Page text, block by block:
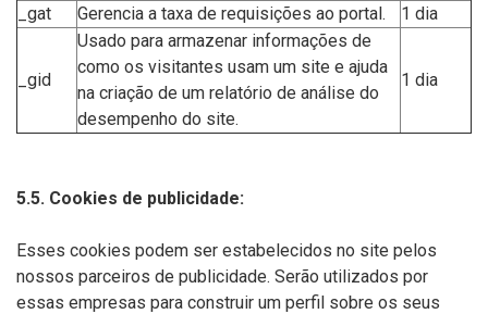
_gat Gerencia a taxa de requisições ao portal. 1 dia
_gid
Usado para armazenar informações de
como os visitantes usam um site e ajuda
na criação de um relatório de análise do
desempenho do site.
1 dia
5.5. Cookies de publicidade:
Esses cookies podem ser estabelecidos no site pelos
nossos parceiros de publicidade. Serão utilizados por
essas empresas para construir um perfil sobre os seus